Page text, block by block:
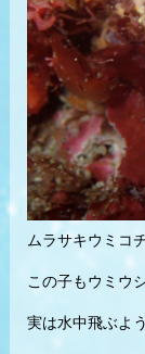
ムラサキウミコ
この子もウミウ
実は水中飛ぶよ